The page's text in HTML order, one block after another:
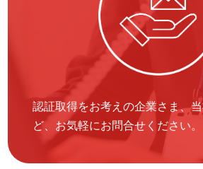
認証取得をお考えの企業さま、
ど、お気軽にお問合せください。